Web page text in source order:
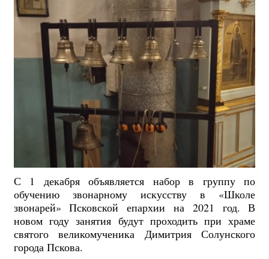
С 1 декабря объявляется набор в группу по
обучению звонарному искусству в «Школе
звонарей» Псковской епархии на 2021 год. В
новом году занятия будут проходить при храме
святого великомученика Димитрия Солунского
города Пскова.